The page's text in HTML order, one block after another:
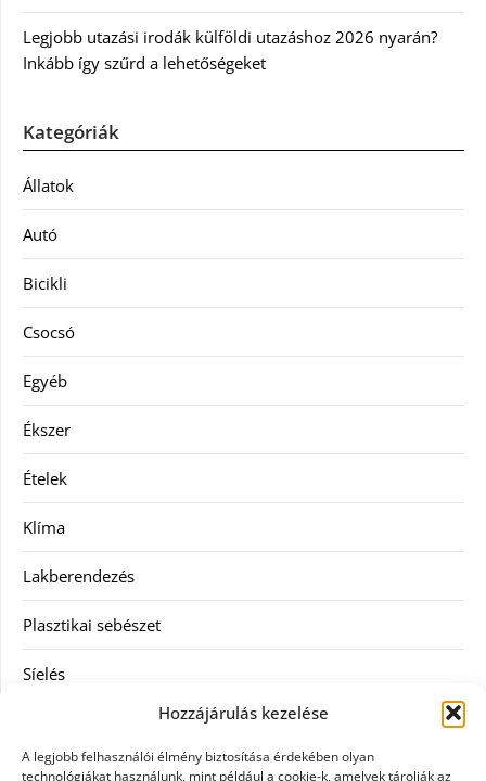
Hozzájárulás kezelése
A legjobb felhasználói élmény biztosítása érdekében olyan
technológiákat használunk, mint például a cookie-k, amelyek tárolják az
Legjobb utazási irodák külföldi utazáshoz 2026 nyarán?
Inkább így szűrd a lehetőségeket
Kategóriák
Állatok
Autó
Bicikli
Csocsó
Egyéb
Ékszer
Ételek
Klíma
Lakberendezés
Plasztikai sebészet
Síelés
Táskák